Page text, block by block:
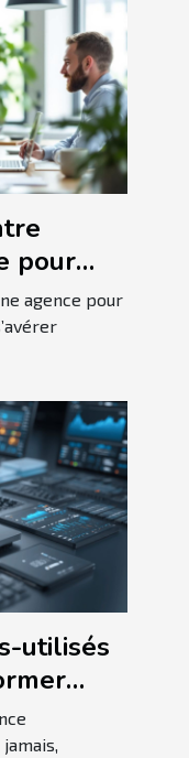
pour
agence pour
utilisés